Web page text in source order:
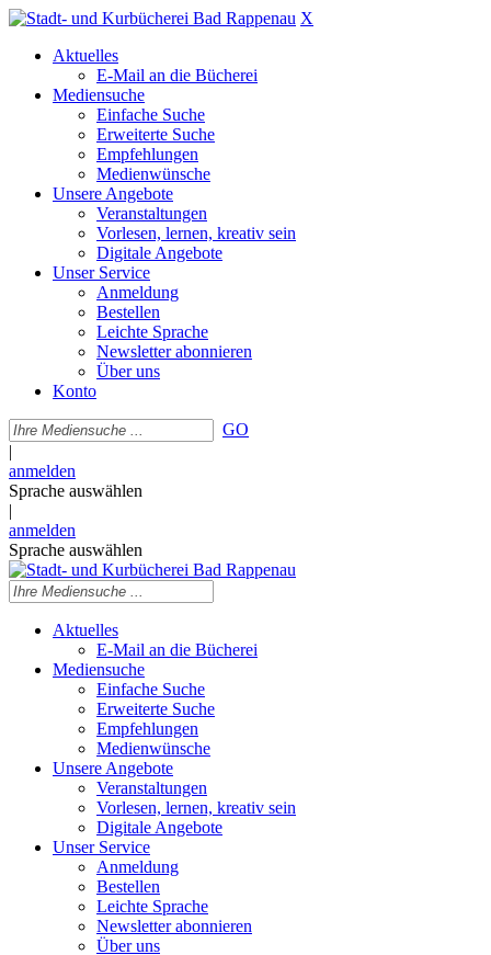
X
Aktuelles
E-Mail an die Bücherei
Mediensuche
Einfache Suche
Erweiterte Suche
Empfehlungen
Medienwünsche
Unsere Angebote
Veranstaltungen
Vorlesen, lernen, kreativ sein
Digitale Angebote
Unser Service
Anmeldung
Bestellen
Leichte Sprache
Newsletter abonnieren
Über uns
Konto
GO
|
anmelden
Sprache auswählen
|
anmelden
Sprache auswählen
Aktuelles
E-Mail an die Bücherei
Mediensuche
Einfache Suche
Erweiterte Suche
Empfehlungen
Medienwünsche
Unsere Angebote
Veranstaltungen
Vorlesen, lernen, kreativ sein
Digitale Angebote
Unser Service
Anmeldung
Bestellen
Leichte Sprache
Newsletter abonnieren
Über uns